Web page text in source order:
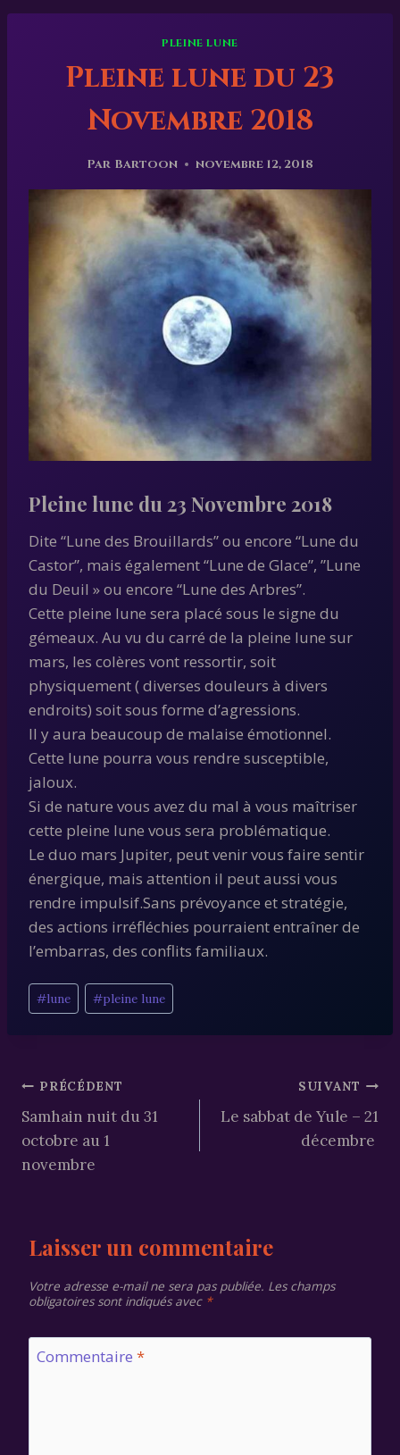
PLEINE LUNE
Pleine lune du 23
Novembre 2018
Par Bartoon novembre 12, 2018
Pleine lune du 23 Novembre 2018
Dite “Lune des Brouillards” ou encore “Lune du
Castor”, mais également “Lune de Glace”, ”Lune
du Deuil » ou encore “Lune des Arbres”.
Cette pleine lune sera placé sous le signe du
gémeaux. Au vu du carré de la pleine lune sur
mars, les colères vont ressortir, soit
physiquement ( diverses douleurs à divers
endroits) soit sous forme d’agressions.
Il y aura beaucoup de malaise émotionnel.
Cette lune pourra vous rendre susceptible,
jaloux.
Si de nature vous avez du mal à vous maîtriser
cette pleine lune vous sera problématique.
Le duo mars Jupiter, peut venir vous faire sentir
énergique, mais attention il peut aussi vous
rendre impulsif.Sans prévoyance et stratégie,
des actions irréfléchies pourraient entraîner de
l’embarras, des conflits familiaux.
Étiquettes
de
#lune #pleine lune
Navigation
de
l’article
PRÉCÉDENT
Samhain nuit du 31
octobre au 1
novembre
SUIVANT
Le sabbat de Yule – 21
décembre
Laisser un commentaire
Votre adresse e-mail ne sera pas publiée. Les champs
obligatoires sont indiqués avec *
Commentaire *